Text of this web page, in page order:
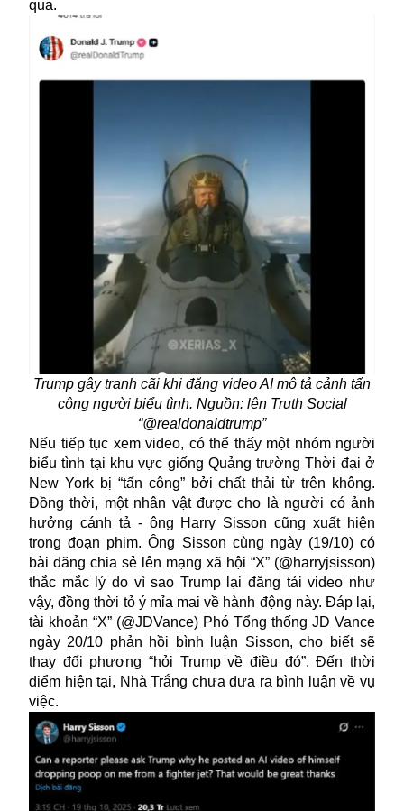
qua.
Trump gây tranh cãi khi đăng video AI mô tả cảnh tấn
công người biểu tình. Nguồn: lên Truth Social
“@realdonaldtrump”
Nếu tiếp tục xem video, có thể thấy một nhóm người
biểu tình tại khu vực giống Quảng trường Thời đại ở
New York bị “tấn công” bởi chất thải từ trên không.
Đồng thời, một nhân vật được cho là người có ảnh
hưởng cánh tả - ông Harry Sisson cũng xuất hiện
trong đoạn phim. Ông Sisson cùng ngày (19/10) có
bài đăng chia sẻ lên mạng xã hội “X” (@harryjsisson)
thắc mắc lý do vì sao Trump lại đăng tải video như
vậy, đồng thời tỏ ý mỉa mai về hành động này. Đáp lại,
tài khoản “X” (@JDVance) Phó Tổng thống JD Vance
ngày 20/10 phản hồi bình luận Sisson, cho biết sẽ
thay đối phương “hỏi Trump về điều đó”. Đến thời
điểm hiện tại, Nhà Trắng chưa đưa ra bình luận về vụ
việc.